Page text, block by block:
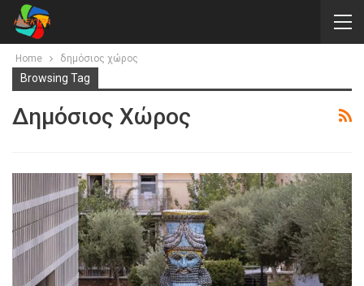
Home δημόσιος χώρος
Browsing Tag
Δημόσιος Χώρος